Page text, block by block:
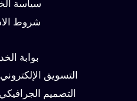
سياسة
شروط
بوابة
التسويق
التصميم